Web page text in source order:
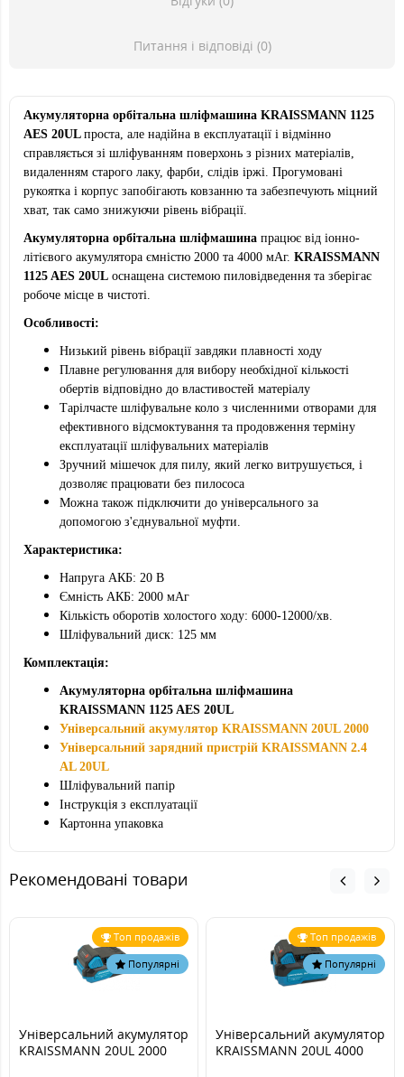
Питання і відповіді (0)
Акумуляторна орбітальна шліфмашина KRAISSMANN 1125
AES 20UL проста, але надійна в експлуатації і відмінно
справляється зі шліфуванням поверхонь з різних матеріалів,
видаленням старого лаку, фарби, слідів іржі. Прогумовані
рукоятка і корпус запобігають ковзанню та забезпечують міцний
хват, так само знижуючи рівень вібрації.
Акумуляторна орбітальна шліфмашина працює від іонно-
літієвого акумулятора ємністю 2000 та 4000 мАг. KRAISSMANN
1125 AES 20UL оснащена системою пиловідведення та зберігає
робоче місце в чистоті.
Особливості:
Низький рівень вібрації завдяки плавності ходу
Плавне регулювання для вибору необхідної кількості
обертів відповідно до властивостей матеріалу
Тарілчасте шліфувальне коло з численними отворами для
ефективного відсмоктування та продовження терміну
експлуатації шліфувальних матеріалів
Зручний мішечок для пилу, який легко витрушується, і
дозволяє працювати без пилососа
Можна також підключити до універсального за
допомогою з'єднувальної муфти.
Характеристика:
Напруга АКБ: 20 В
Ємність АКБ: 2000 мАг
Кількість оборотів холостого ходу: 6000-12000/хв.
Шліфувальний диск: 125 мм
Комплектація:
Акумуляторна орбітальна шліфмашина
KRAISSMANN 1125 AES 20UL
Універсальний акумулятор KRAISSMANN 20UL 2000
Універсальний зарядний пристрій KRAISSMANN 2.4
AL 20UL
Шліфувальний папір
Інструкція з експлуатації
Картонна упаковка
Рекомендовані товари
Топ продажів
Популярні
Універсальний акумулятор
KRAISSMANN 20UL 2000
Топ продажів
Популярні
Універсальний акумулятор
KRAISSMANN 20UL 4000